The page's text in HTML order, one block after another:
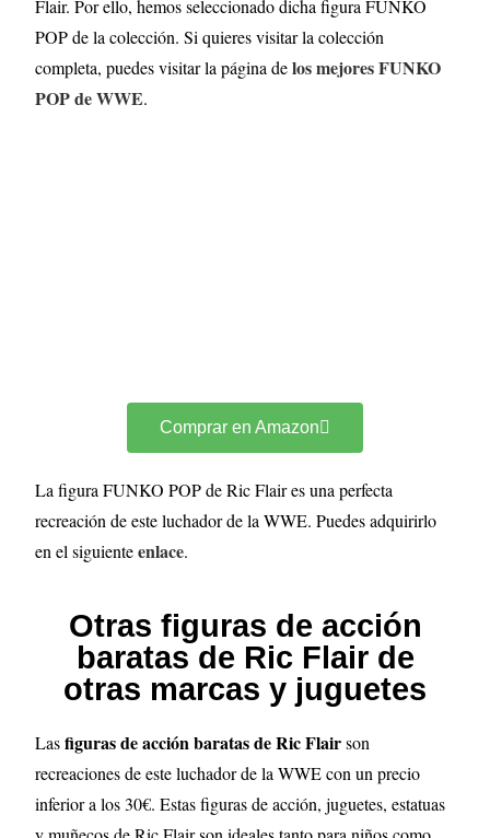
Flair. Por ello, hemos seleccionado dicha figura FUNKO
POP de la colección. Si quieres visitar la colección
completa, puedes visitar la página delos mejores FUNKO
POP de WWE.
Comprar en Amazon
La figura FUNKO POP de Ric Flair es una perfecta
recreación de este luchador de la WWE. Puedes adquirirlo
en el siguienteenlace.
Otras figuras de acción
baratas de Ric Flair de
otras marcas y juguetes
Lasfiguras de acción baratas de Ric Flairson
recreaciones de este luchador de la WWE con un precio
inferior a los 30€. Estas figuras de acción, juguetes, estatuas